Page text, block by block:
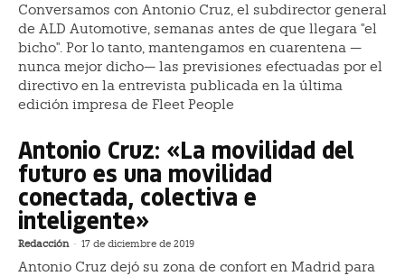
Conversamos con Antonio Cruz, el subdirector general
de ALD Automotive, semanas antes de que llegara "el
bicho". Por lo tanto, mantengamos en cuarentena —
nunca mejor dicho— las previsiones efectuadas por el
directivo en la entrevista publicada en la última
edición impresa de Fleet People
Antonio Cruz: «La movilidad del
futuro es una movilidad
conectada, colectiva e
inteligente»
Redacción - 17 de diciembre de 2019
Antonio Cruz dejó su zona de confort en Madrid para